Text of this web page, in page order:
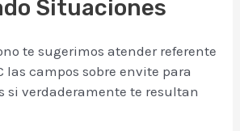
Situaciones
te sugerimos atender referente
las campos sobre envite para
si verdaderamente te resultan